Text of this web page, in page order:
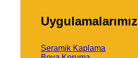
Uygulamalarımız
Seramik Kaplama